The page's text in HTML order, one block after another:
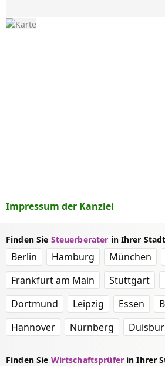
Impressum der Kanzlei
Finden Sie Steuerberater in Ihrer Stadt
Berlin Hamburg München
Frankfurt am Main
Stuttgart
Dortmund
Leipzig Essen
Hannover
Nürnberg
Finden Sie Wirtschaftsprüferin Ihrer